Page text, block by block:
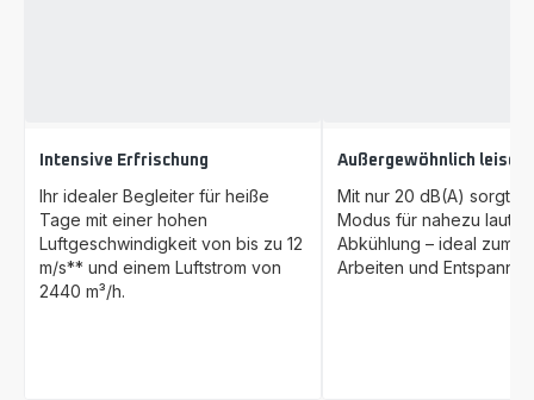
Intensive Erfrischung
Ihr idealer Begleiter für heiße
Tage mit einer hohen
Luftgeschwindigkeit von bis zu 12
m/s** und einem Luftstrom von
2440 m³/h.
Außergewöhnlich leise
Mit nur 20 dB(A) sorgt
Modus für nahezu
Abkühlung – ideal zum
Arbeiten und